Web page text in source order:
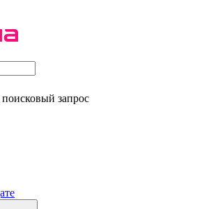
запрос